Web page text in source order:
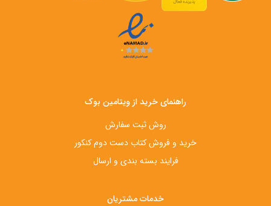
راهنمای خرید از ویتامین بوک
روش ثبت سفارش
خرید و فروش کتاب دست‌ دوم کنکور
فرایند بسته بندی و ارسال
خدمات مشتریان